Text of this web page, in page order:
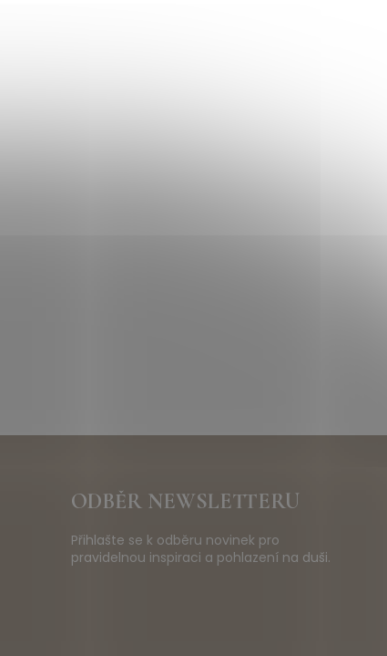
ODBĚR NEWSLETTERU
Přihlašte se k odběru novinek pro
pravidelnou inspiraci a pohlazení na duši.